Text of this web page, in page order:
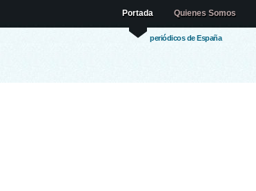
periódicos de España
Portada Quienes Somos